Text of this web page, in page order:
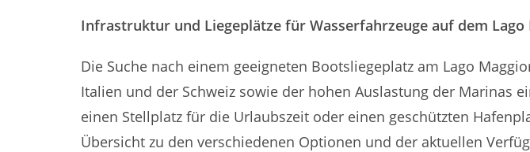
Infrastruktur und Liegeplätze für Wasserfahrzeuge auf dem Lago
Die Suche nach einem geeigneten Bootsliegeplatz am Lago
Italien und der Schweiz sowie der hohen Auslastung der Marinas
einen Stellplatz für die Urlaubszeit oder einen geschützten
Übersicht zu den verschiedenen Optionen und der aktuellen